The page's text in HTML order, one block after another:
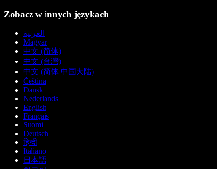
Zobacz w innych językach
العربية
Magyar
中文 (简体)
中文 (台灣)
中文 (简体 中国大陆)
Čeština
Dansk
Nederlands
English
Français
Suomi
Deutsch
हिन्दी
Italiano
日本語